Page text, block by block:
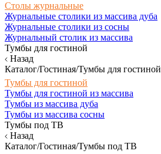
Столы журнальные
Журнальные столики из массива дуба
Журнальные столики из сосны
Журнальный столик из массива
Тумбы для гостиной
Назад
Каталог/Гостиная/Тумбы для гостиной
Тумбы для гостиной
Тумбы для гостиной из массива
Тумбы из массива дуба
Тумбы из массива сосны
Тумбы под ТВ
Назад
Каталог/Гостиная/Тумбы под ТВ